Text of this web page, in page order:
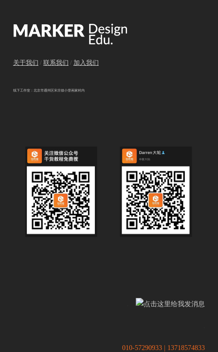
关于我们 / 联系我们 / 加入我们
线下工作室：北京市通州区宋庄镇小堡画家村内
010-57290933 | 13718574833